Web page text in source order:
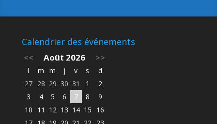
Calendrier des événements
<< Août 2026 >>
l m m j v s
d
27 28 29 30 31 1
2
3
4 5 6 7 8
9
10
11 12 13 14 15
16